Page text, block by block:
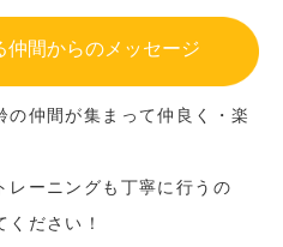
仲間からのメッセージ
の仲間が集まって仲良く・楽
レーニングも丁寧に行うの
ださい！